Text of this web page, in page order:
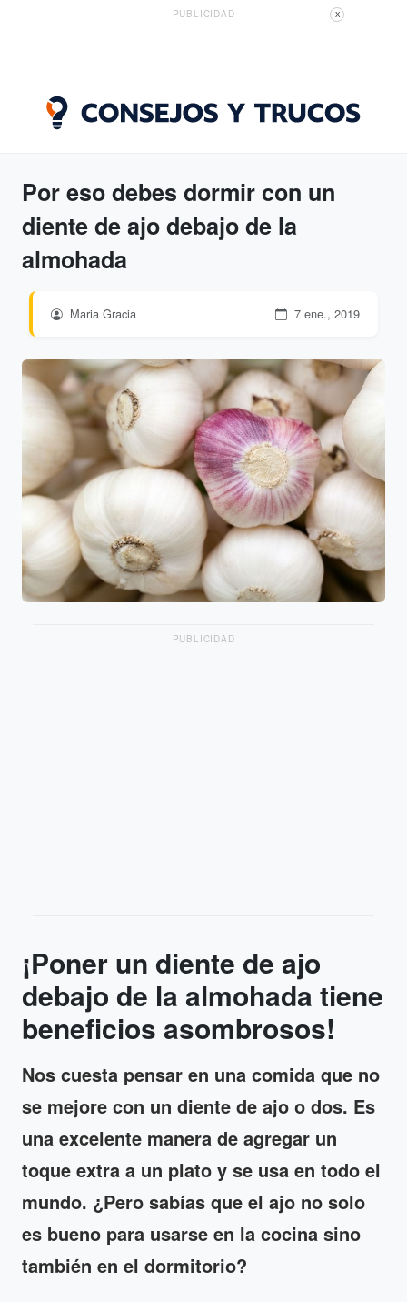
PUBLICIDAD X
Por eso debes dormir con un
diente de ajo debajo de la
almohada
Maria Gracia 7 ene., 2019
PUBLICIDAD
¡Poner un diente de ajo
debajo de la almohada tiene
beneficios asombrosos!
Nos cuesta pensar en una comida que no
se mejore con un diente de ajo o dos. Es
una excelente manera de agregar un
toque extra a un plato y se usa en todo el
mundo. ¿Pero sabías que el ajo no solo
es bueno para usarse en la cocina sino
también en el dormitorio?